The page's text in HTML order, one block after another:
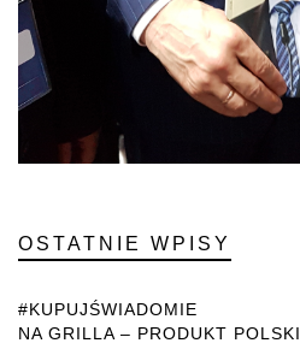
OSTATNIE WPISY
#KUPUJŚWIADOMIE
NA GRILLA – PRODUKT POLSKI